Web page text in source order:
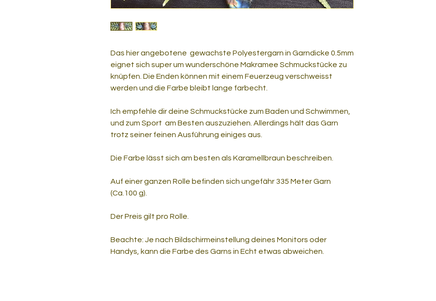
Das hier angebotene gewachste Polyestergarn in Garndicke 0.5mm
eignet sich super um wunderschöne Makramee Schmuckstücke zu
knüpfen. Die Enden können mit einem Feuerzeug verschweisst
werden und die Farbe bleibt lange farbecht.
Ich empfehle dir deine Schmuckstücke zum Baden und Schwimmen,
und zum Sport am Besten auszuziehen. Allerdings hält das Garn
trotz seiner feinen Ausführung einiges aus.
Die Farbe lässt sich am besten als Karamellbraun beschreiben.
Auf einer ganzen Rolle befinden sich ungefähr 335 Meter Garn
(Ca.100 g).
Der Preis gilt pro Rolle.
Beachte: Je nach Bildschirmeinstellung deines Monitors oder
Handys, kann die Farbe des Garns in Echt etwas abweichen.